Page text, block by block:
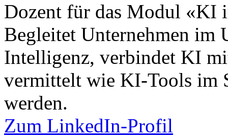
Dozent für das Modul «KI
Begleitet Unternehmen im
Intelligenz, verbindet KI
vermittelt wie KI-Tools im
werden.
Zum LinkedIn-Profil